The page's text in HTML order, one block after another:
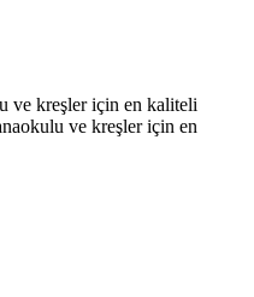
ve kreşler için en kaliteli
ve kreşler için en